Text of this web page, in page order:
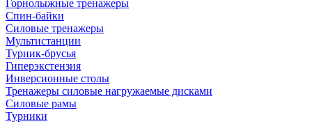
Горнолыжные тренажеры
Спин-байки
Силовые тренажеры
Мультистанции
Турник-брусья
Гиперэкстензия
Инверсионные столы
Тренажеры силовые нагружаемые дисками
Силовые рамы
Турники